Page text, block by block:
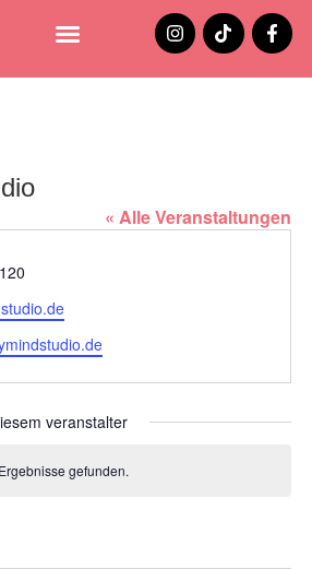
« Alle Veranstaltungen
veranstalter
gefunden.